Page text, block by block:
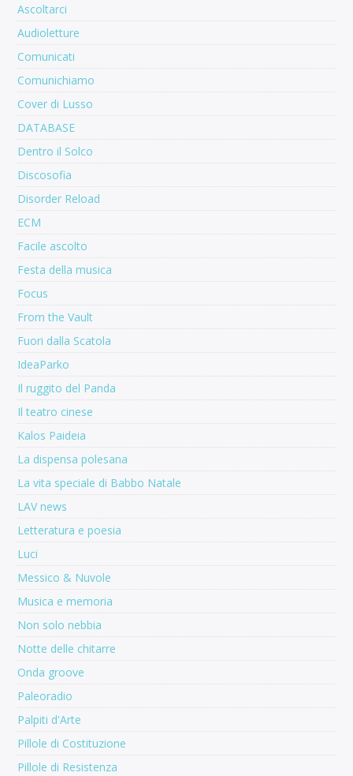
Ascoltarci
Audioletture
Comunicati
Comunichiamo
Cover di Lusso
DATABASE
Dentro il Solco
Discosofia
Disorder Reload
ECM
Facile ascolto
Festa della musica
Focus
From the Vault
Fuori dalla Scatola
IdeaParko
Il ruggito del Panda
Il teatro cinese
Kalos Paideia
La dispensa polesana
La vita speciale di Babbo Natale
LAV news
Letteratura e poesia
Luci
Messico & Nuvole
Musica e memoria
Non solo nebbia
Notte delle chitarre
Onda groove
Paleoradio
Palpiti d'Arte
Pillole di Costituzione
Pillole di Resistenza